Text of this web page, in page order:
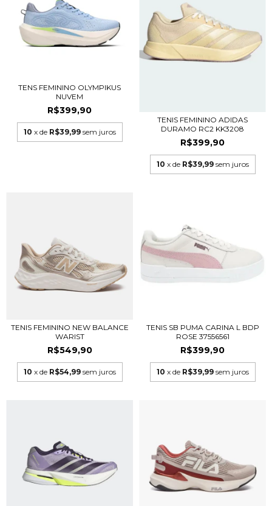
TENS FEMININO OLYMPIKUS
NUVEM
R$399,90
10 x de R$39,99 sem juros
TENIS FEMININO ADIDAS
DURAMO RC2 KK3208
R$399,90
10 x de R$39,99 sem juros
TENIS FEMININO NEW BALANCE
WARIST
R$549,90
10 x de R$54,99 sem juros
TENIS SB PUMA CARINA L BDP
ROSE 37556561
R$399,90
10 x de R$39,99 sem juros